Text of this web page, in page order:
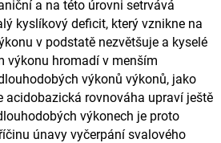
a na této úrovni setrvává
kyslíkový deficit, který vznikne na
v podstatě nezvětšuje a kyselé
výkonu hromadí v menším
výkonů výkonů, jako
acidobazická rovnováha upraví ještě
výkonech je proto
únavy vyčerpání svalového